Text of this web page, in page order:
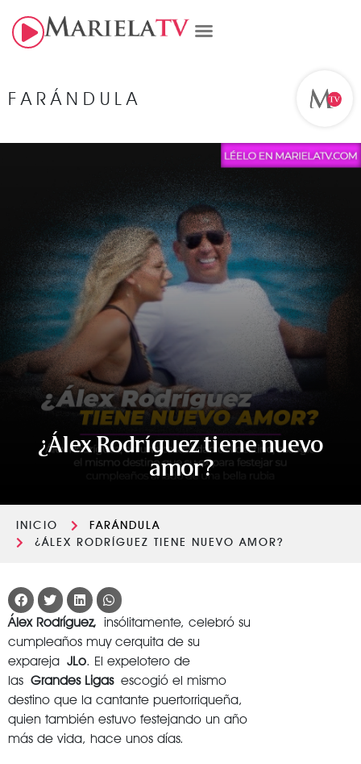
FARÁNDULA
¿Álex Rodríguez tiene nuevo
amor?
INICIO
FARÁNDULA
¿ÁLEX RODRÍGUEZ TIENE NUEVO AMOR?
Álex Rodríguez, insólitamente, celebró su
cumpleaños muy cerquita de su
expareja JLo. El expelotero de
las Grandes Ligasescogió el mismo
destino que la cantante puertorriqueña,
quien también estuvo festejando un año
más de vida, hace unos días.